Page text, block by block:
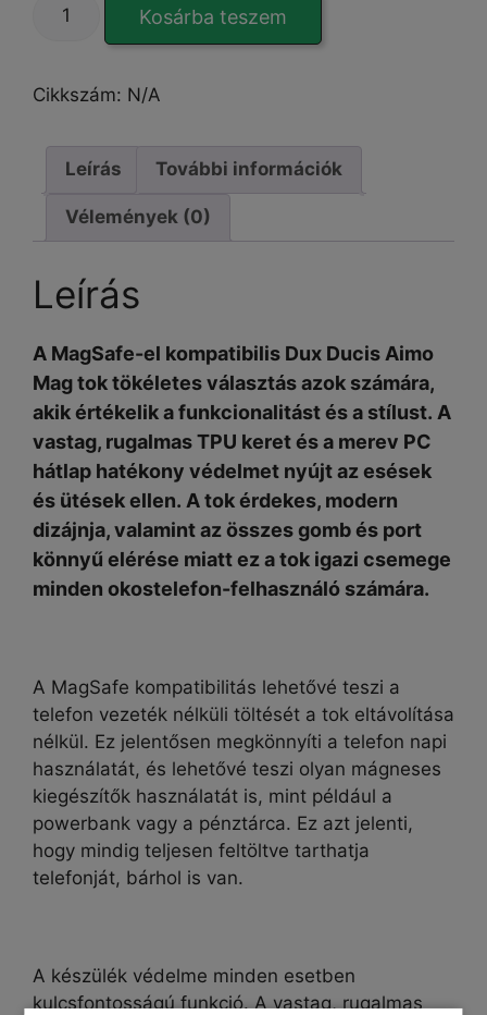
Ducis
iPhone
Max
tok
mennyiség
Kosárba teszem
Cikkszám: N/A
Leírás További információk
Vélemények (0)
Leírás
A MagSafe-el kompatibilis Dux Ducis Aimo
Mag tok tökéletes választás azok számára,
akik értékelik a funkcionalitást és a stílust. A
vastag, rugalmas TPU keret és a merev PC
hátlap hatékony védelmet nyújt az esések
és ütések ellen. A tok érdekes, modern
dizájnja, valamint az összes gomb és port
könnyű elérése miatt ez a tok igazi csemege
minden okostelefon-felhasználó számára.
A MagSafe kompatibilitás lehetővé teszi a
telefon vezeték nélküli töltését a tok eltávolítása
nélkül. Ez jelentősen megkönnyíti a telefon napi
használatát, és lehetővé teszi olyan mágneses
kiegészítők használatát is, mint például a
powerbank vagy a pénztárca. Ez azt jelenti,
hogy mindig teljesen feltöltve tarthatja
telefonját, bárhol is van.
A készülék védelme minden esetben
kulcsfontosságú funkció.A vastag, rugalmas